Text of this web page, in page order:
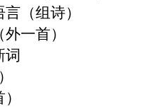
（组诗）
一首）
词